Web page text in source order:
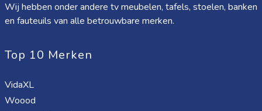
Wij hebben onder andere tv meubelen, tafels, stoelen, banken
en fauteuils van alle betrouwbare merken.
Top 10 Merken
VidaXL
Woood